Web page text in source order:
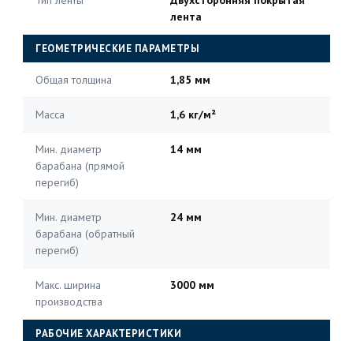
лента
ГЕОМЕТРИЧЕСКИЕ ПАРАМЕТРЫ
Общая толщина 1,85 мм
Масса 1,6 кг/м²
Мин. диаметр
барабана (прямой
перегиб)
14 мм
Мин. диаметр
барабана (обратный
перегиб)
24 мм
Макс. ширина
производства
3000 мм
РАБОЧИЕ ХАРАКТЕРИСТИКИ